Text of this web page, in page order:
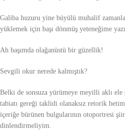
Galiba huzuru yine büyülü muhalif
yüklemek için başı dönmüş yeteneğime
Ah başımda olağanüstü bir güzellik!
Sevgili okur nerede kalmıştık?
Belki de sonsuza yürümeye meyilli aklı ele
tabiatı gereği taklidi olanaksız retorik
içeriğe bürünen bulgularının otoportresi
dinlendirmeliyim.